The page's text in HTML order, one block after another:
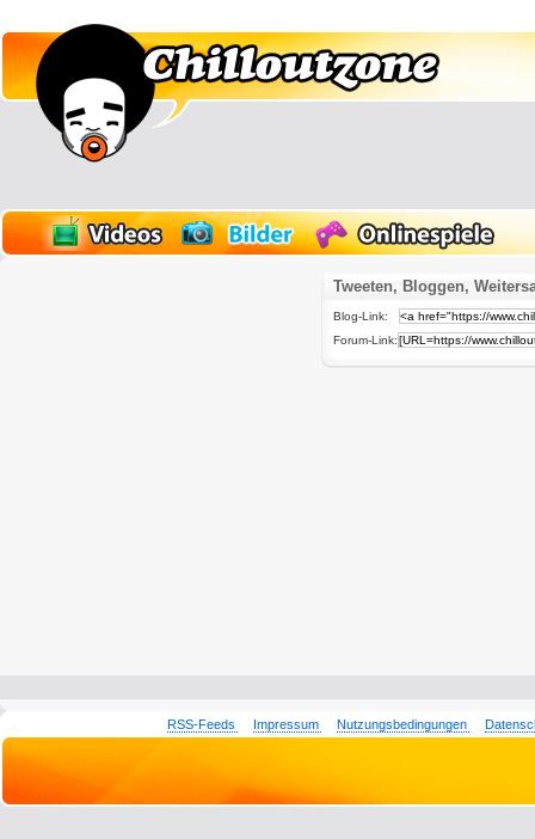
Tweeten, Bloggen,
Blog-Link:
Forum-Link:
RSS-Feeds Impressum Nutzungsbedingungen